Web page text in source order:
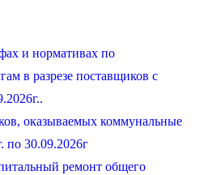
и нормативах по
в разрезе поставщиков с
оказываемых коммунальные
по 30.09.2026г
ремонт общего